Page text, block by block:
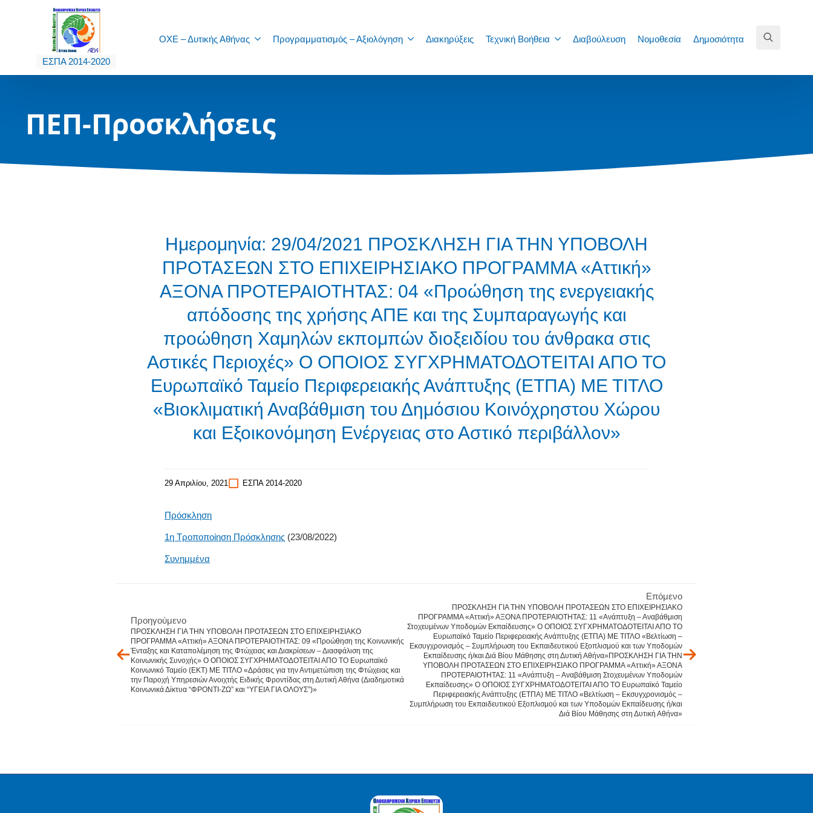
ΕΣΠΑ 2014-2020
ΟΧΕ – Δυτικής Αθήνας Προγραμματισμός – Αξιολόγηση Διακηρύξεις Τεχνική Βοήθεια Διαβούλευση Νομοθεσία
Δημοσιότητα
ΠΕΠ-Προσκλήσεις
Ημερομηνία: 29/04/2021 ΠΡΟΣΚΛΗΣΗ ΓΙΑ ΤΗΝ ΥΠΟΒΟΛΗ
ΠΡΟΤΑΣΕΩΝ ΣΤΟ ΕΠΙΧΕΙΡΗΣΙΑΚΟ ΠΡΟΓΡΑΜΜΑ «Αττική»
ΑΞΟΝΑ ΠΡΟΤΕΡΑΙΟΤΗΤΑΣ: 04 «Προώθηση της ενεργειακής
απόδοσης της χρήσης ΑΠΕ και της Συμπαραγωγής και
προώθηση Χαμηλών εκπομπών διοξειδίου του άνθρακα στις
Αστικές Περιοχές» Ο ΟΠΟΙΟΣ ΣΥΓΧΡΗΜΑΤΟΔΟΤΕΙΤΑΙ ΑΠΟ ΤΟ
Ευρωπαϊκό Ταμείο Περιφερειακής Ανάπτυξης (ΕΤΠΑ) ΜΕ ΤΙΤΛΟ
«Βιοκλιματική Αναβάθμιση του Δημόσιου Κοινόχρηστου Χώρου
και Εξοικονόμηση Ενέργειας στο Αστικό περιβάλλον»
29 Απριλίου, 2021 ΕΣΠΑ 2014-2020
Πρόσκληση
1η Τροποποίηση Πρόσκλησης (23/08/2022)
Συνημμένα
Προηγούμενο
ΠΡΟΣΚΛΗΣΗ ΓΙΑ ΤΗΝ ΥΠΟΒΟΛΗ ΠΡΟΤΑΣΕΩΝ ΣΤΟ ΕΠΙΧΕΙΡΗΣΙΑΚΟ
ΠΡΟΓΡΑΜΜΑ «Αττική» ΑΞΟΝΑ ΠΡΟΤΕΡΑΙΟΤΗΤΑΣ: 09 «Προώθηση της Κοινωνικής
Ένταξης και Καταπολέμηση της Φτώχειας και Διακρίσεων – Διασφάλιση της
Κοινωνικής Συνοχής» Ο ΟΠΟΙΟΣ ΣΥΓΧΡΗΜΑΤΟΔΟΤΕΙΤΑΙ ΑΠΟ ΤΟ Ευρωπαϊκό
Κοινωνικό Ταμείο (ΕΚΤ) ΜΕ ΤΙΤΛΟ «Δράσεις για την Αντιμετώπιση της Φτώχειας και
την Παροχή Υπηρεσιών Ανοιχτής Ειδικής Φροντίδας στη Δυτική Αθήνα (Διαδημοτικά
Κοινωνικά Δίκτυα “ΦΡΟΝΤΙ-ΖΩ” και “ΥΓΕΙΑ ΓΙΑ ΟΛΟΥΣ”)»
Επόμενο
ΠΡΟΣΚΛΗΣΗ ΓΙΑ ΤΗΝ ΥΠΟΒΟΛΗ ΠΡΟΤΑΣΕΩΝ ΣΤΟ ΕΠΙΧΕΙΡΗΣΙΑΚΟ
ΠΡΟΓΡΑΜΜΑ «Αττική» ΑΞΟΝΑ ΠΡΟΤΕΡΑΙΟΤΗΤΑΣ: 11 «Ανάπτυξη – Αναβάθμιση
Στοχευμένων Υποδομών Εκπαίδευσης» Ο ΟΠΟΙΟΣ ΣΥΓΧΡΗΜΑΤΟΔΟΤΕΙΤΑΙ ΑΠΟ ΤΟ
Ευρωπαϊκό Ταμείο Περιφερειακής Ανάπτυξης (ΕΤΠΑ) ΜΕ ΤΙΤΛΟ «Βελτίωση –
Εκσυγχρονισμός – Συμπλήρωση του Εκπαιδευτικού Εξοπλισμού και των Υποδομών
Εκπαίδευσης ή/και Διά Βίου Μάθησης στη Δυτική Αθήνα»ΠΡΟΣΚΛΗΣΗ ΓΙΑ ΤΗΝ
ΥΠΟΒΟΛΗ ΠΡΟΤΑΣΕΩΝ ΣΤΟ ΕΠΙΧΕΙΡΗΣΙΑΚΟ ΠΡΟΓΡΑΜΜΑ «Αττική» ΑΞΟΝΑ
ΠΡΟΤΕΡΑΙΟΤΗΤΑΣ: 11 «Ανάπτυξη – Αναβάθμιση Στοχευμένων Υποδομών
Εκπαίδευσης» Ο ΟΠΟΙΟΣ ΣΥΓΧΡΗΜΑΤΟΔΟΤΕΙΤΑΙ ΑΠΟ ΤΟ Ευρωπαϊκό Ταμείο
Περιφερειακής Ανάπτυξης (ΕΤΠΑ) ΜΕ ΤΙΤΛΟ «Βελτίωση – Εκσυγχρονισμός –
Συμπλήρωση του Εκπαιδευτικού Εξοπλισμού και των Υποδομών Εκπαίδευσης ή/και
Διά Βίου Μάθησης στη Δυτική Αθήνα»